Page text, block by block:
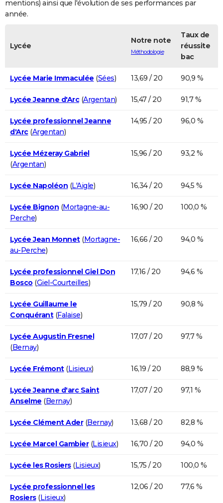
FORUM
mentions) ainsi que l'évolution de ses performances par
année.
Lycée
Notre note
Méthodologie
Taux de
réussite
bac
Lycée Marie Immaculée (Sées) 13,69 / 20 90,9 %
Lycée Jeanne d'Arc(Argentan) 15,47 / 20 91,7 %
Lycée professionnel Jeanne
d'Arc(Argentan)
14,95 / 20 96,0 %
Lycée Mézeray Gabriel
(Argentan)
15,96 / 20 93,2 %
Lycée Napoléon (L'Aigle) 16,34 / 20 94,5 %
Lycée Bignon (Mortagne-au-
Perche)
16,90 / 20 100,0 %
Lycée Jean Monnet(Mortagne-
au-Perche)
16,66 / 20 94,0 %
Lycée professionnel Giel Don
Bosco (Giel-Courteilles)
17,16 / 20 94,6 %
Lycée Guillaume le
Conquérant(Falaise)
15,79 / 20 90,8 %
Lycée Augustin Fresnel
(Bernay)
17,07 / 20 97,7 %
Lycée Frémont(Lisieux) 16,19 / 20 88,9 %
Lycée Jeanne d'arc Saint
Anselme (Bernay)
17,07 / 20 97,1 %
Lycée Clément Ader(Bernay) 13,68 / 20 82,8 %
Lycée Marcel Gambier(Lisieux) 16,70 / 20 94,0 %
Lycée les Rosiers(Lisieux) 15,75 / 20 100,0 %
Lycée professionnel les
Rosiers(Lisieux)
12,06 / 20 77,6 %